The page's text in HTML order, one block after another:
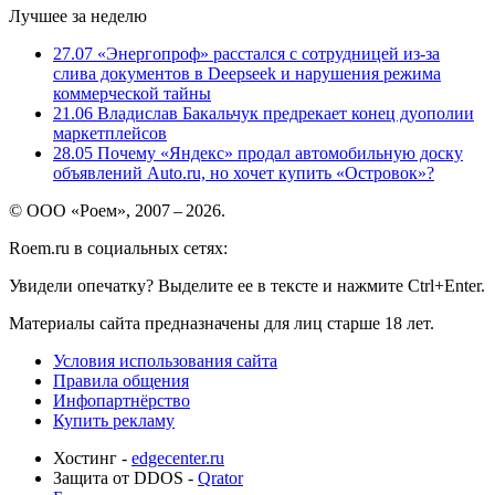
Лучшее за неделю
27.07 «Энергопроф» расстался с сотрудницей из-за
слива документов в Deepseek и нарушения режима
коммерческой тайны
21.06 Владислав Бакальчук предрекает конец дуополии
маркетплейсов
28.05 Почему «Яндекс» продал автомобильную доску
объявлений Auto.ru, но хочет купить «Островок»?
© ООО «Роем», 2007 – 2026.
Roem.ru в социальных сетях:
Увидели опечатку? Выделите ее в тексте и нажмите Ctrl+Enter.
Материалы сайта предназначены для лиц старше 18 лет.
Условия использования сайта
Правила общения
Инфопартнёрство
Купить рекламу
Хостинг - edgecenter.ru
Защита от DDOS - Qrator